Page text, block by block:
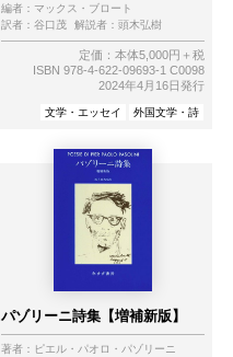
編者： マックス・ブロート
訳者： 谷口茂 解説者： 頭木弘樹
定価：本体5,000円＋税
ISBN 978-4-622-09693-1 C0098
2024年4月16日発行
文学・エッセイ 外国文学・詩
パゾリーニ詩集【増補新版】
著者： ピエル・パオロ・パゾリーニ